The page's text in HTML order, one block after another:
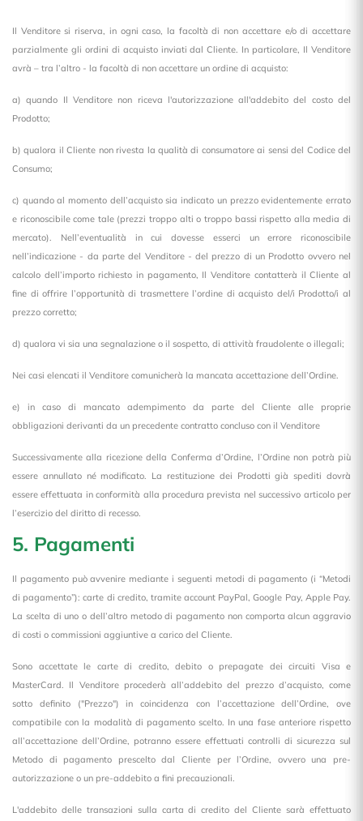
Il Venditore si riserva, in ogni caso, la facoltà di non accettare e/o di accettare
parzialmente gli ordini di acquisto inviati dal Cliente. In particolare, Il Venditore
avrà – tra l’altro - la facoltà di non accettare un ordine di acquisto:
a) quando Il Venditore non riceva l'autorizzazione all'addebito del costo del
Prodotto;
b) qualora il Cliente non rivesta la qualità di consumatore ai sensi del Codice del
Consumo;
c) quando al momento dell’acquisto sia indicato un prezzo evidentemente errato
e riconoscibile come tale (prezzi troppo alti o troppo bassi rispetto alla media di
mercato). Nell’eventualità in cui dovesse esserci un errore riconoscibile
nell’indicazione - da parte del Venditore - del prezzo di un Prodotto ovvero nel
calcolo dell’importo richiesto in pagamento, Il Venditore contatterà il Cliente al
fine di offrire l’opportunità di trasmettere l’ordine di acquisto del/i Prodotto/i al
prezzo corretto;
d) qualora vi sia una segnalazione o il sospetto, di attività fraudolente o illegali;
Nei casi elencati il Venditore comunicherà la mancata accettazione dell’Ordine.
e) in caso di mancato adempimento da parte del Cliente alle proprie
obbligazioni derivanti da un precedente contratto concluso con il Venditore
Successivamente alla ricezione della Conferma d’Ordine, l’Ordine non potrà più
essere annullato né modificato. La restituzione dei Prodotti già spediti dovrà
essere effettuata in conformità alla procedura prevista nel successivo articolo per
l’esercizio del diritto di recesso.
5. Pagamenti
Il pagamento può avvenire mediante i seguenti metodi di pagamento (i “Metodi
di pagamento”): carte di credito, tramite account PayPal, Google Pay, Apple Pay.
La scelta di uno o dell’altro metodo di pagamento non comporta alcun aggravio
di costi o commissioni aggiuntive a carico del Cliente.
Sono accettate le carte di credito, debito o prepagate dei circuiti Visa e
MasterCard. Il Venditore procederà all’addebito del prezzo d’acquisto, come
sotto definito ("Prezzo") in coincidenza con l’accettazione dell’Ordine, ove
compatibile con la modalità di pagamento scelto. In una fase anteriore rispetto
all’accettazione dell’Ordine, potranno essere effettuati controlli di sicurezza sul
Metodo di pagamento prescelto dal Cliente per l’Ordine, ovvero una pre-
autorizzazione o un pre-addebito a fini precauzionali.
L'addebito delle transazioni sulla carta di credito del Cliente sarà effettuato